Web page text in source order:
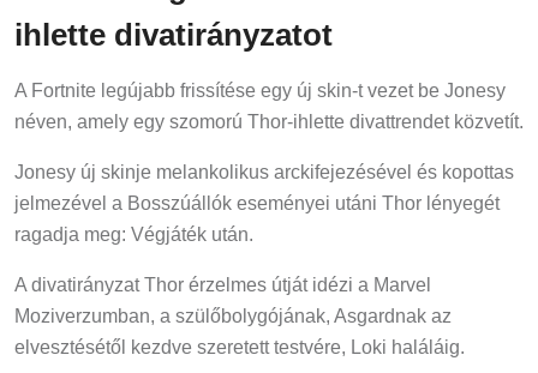
ihlette divatirányzatot
A Fortnite legújabb frissítése egy új skin-t vezet be Jonesy
néven, amely egy szomorú Thor-ihlette divattrendet közvetít.
Jonesy új skinje melankolikus arckifejezésével és kopottas
jelmezével a Bosszúállók eseményei utáni Thor lényegét
ragadja meg: Végjáték után.
A divatirányzat Thor érzelmes útját idézi a Marvel
Moziverzumban, a szülőbolygójának, Asgardnak az
elvesztésétől kezdve szeretett testvére, Loki haláláig.